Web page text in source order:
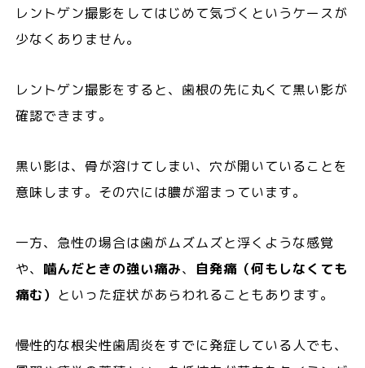
レントゲン撮影をしてはじめて気づくというケースが
少なくありません。
レントゲン撮影をすると、歯根の先に丸くて黒い影が
確認できます。
黒い影は、骨が溶けてしまい、穴が開いていることを
意味します。その穴には膿が溜まっています。
一方、急性の場合は歯がムズムズと浮くような感覚
や、 噛んだときの強い痛み、 自発痛（何もしなくても
痛む） といった症状があらわれることもあります。
慢性的な根尖性歯周炎をすでに発症している人でも、